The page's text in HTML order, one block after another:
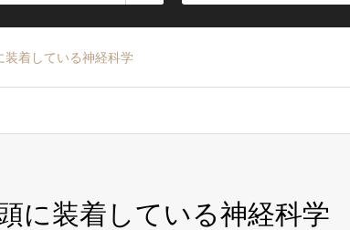
装着している神経科学
に装着している神経科学